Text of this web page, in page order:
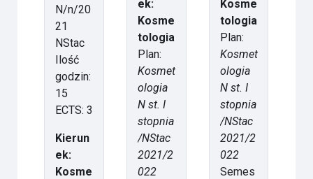
N/n/20
21
NStac
Ilość
godzin:
15
ECTS: 3
Kierun
ek:
Kosme
ek:
Kosme
tologia
Plan:
Kosmet
ologia
N st. I
stopnia
/NStac
2021/2
022
Kosme
tologia
Plan:
Kosmet
ologia
N st. I
stopnia
/NStac
2021/2
022
Semes